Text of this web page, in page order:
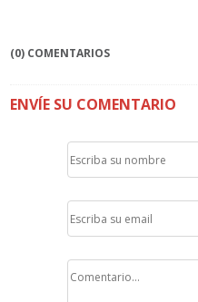
(0) COMENTARIOS
ENVÍE SU COMENTARIO